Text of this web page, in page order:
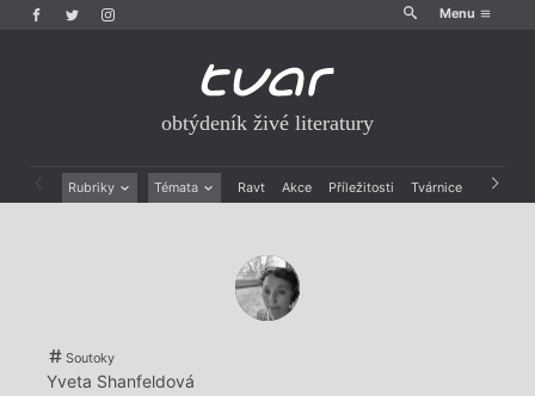
Menu
obtýdeník živé literatury
Rubriky Témata Ravt Akce Příležitosti Tvárnice Archiv
Výroční ceny
Soutoky
Yveta Shanfeldová